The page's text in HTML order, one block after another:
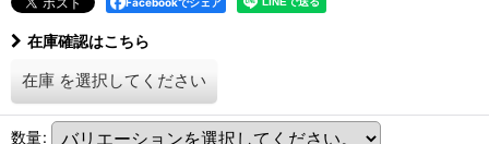
在庫確認はこちら
在庫 を選択してください
数量: